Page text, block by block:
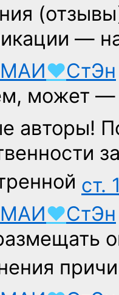
—
МАИ♥СтЭн
может
авторы!
ст.
МАИ♥СтЭн